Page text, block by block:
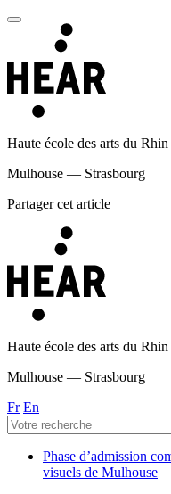
Haute école des arts du Rhin
Mulhouse — Strasbourg
Partager cet article
Haute école des arts du Rhin
Mulhouse — Strasbourg
Fr En
Phase d’admission
visuels de Mulhouse